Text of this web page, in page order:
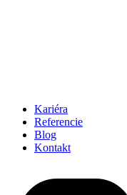
Kariéra
Referencie
Blog
Kontakt